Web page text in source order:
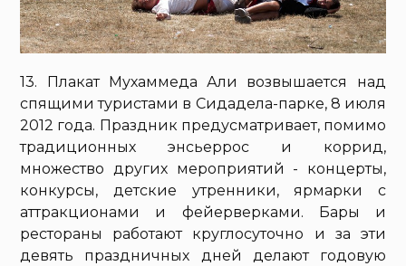
13. Плакат Мухаммеда Али возвышается над
спящими туристами в Сидадела-парке, 8 июля
2012 года. Праздник предусматривает, помимо
традиционных энсьеррос и коррид,
множество других мероприятий - концерты,
конкурсы, детские утренники, ярмарки с
аттракционами и фейерверками. Бары и
рестораны работают круглосуточно и за эти
девять праздничных дней делают годовую